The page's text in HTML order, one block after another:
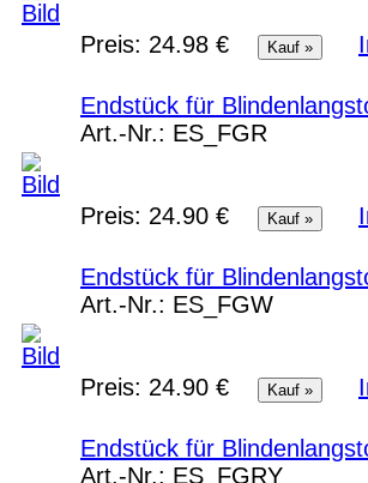
Preis: 24.98 €
Endstück für
Art.-Nr.: ES_FGR
Preis: 24.90 €
Endstück für
Art.-Nr.: ES_FGW
Preis: 24.90 €
Endstück für
Art.-Nr.: ES_FGRY